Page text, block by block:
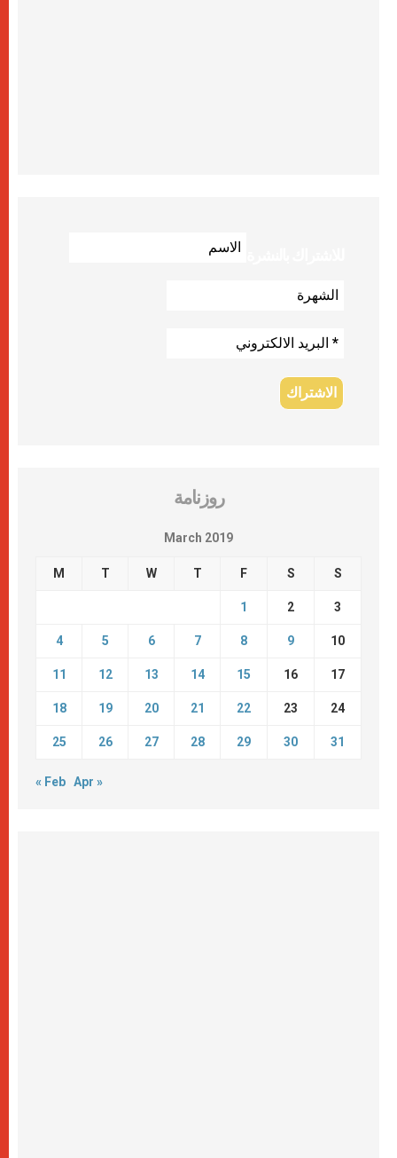
روزنامة
March 2019
M T W T F S S
1 2 3
4 5 6 7 8 9 10
11 12 13 14 15 16 17
18 19 20 21 22 23 24
25 26 27 28 29 30 31
« Feb Apr »